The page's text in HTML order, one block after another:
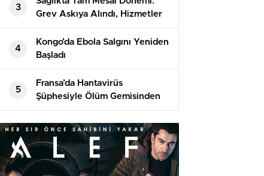
3
Grev Askıya Alındı, Hizmetler
Normalleşiyor
4
Kongo’da Ebola Salgını Yeniden
Başladı
5
Fransa’da Hantavirüs
Şüphesiyle Ölüm Gemisinden
Tahliye Edilen Yolcuda
Semptomler